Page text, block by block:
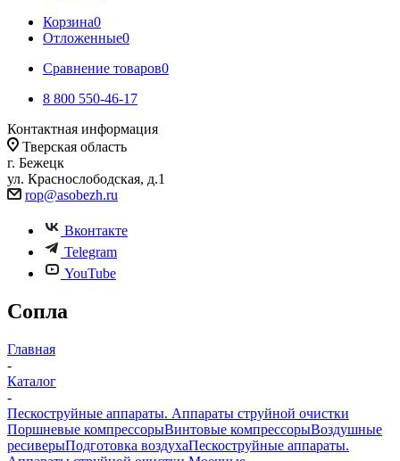
Корзина0
Отложенные0
Сравнение товаров0
8 800 550-46-17
Контактная информация
Тверская область
г. Бежецк
ул. Краснослободская, д.1
rop@asobezh.ru
Вконтакте
Telegram
YouTube
Сопла
Главная
-
Каталог
-
Пескоструйные аппараты. Аппараты струйной очистки
Поршневые компрессорыВинтовые компрессорыВоздушные
ресиверыПодготовка воздухаПескоструйные аппараты.